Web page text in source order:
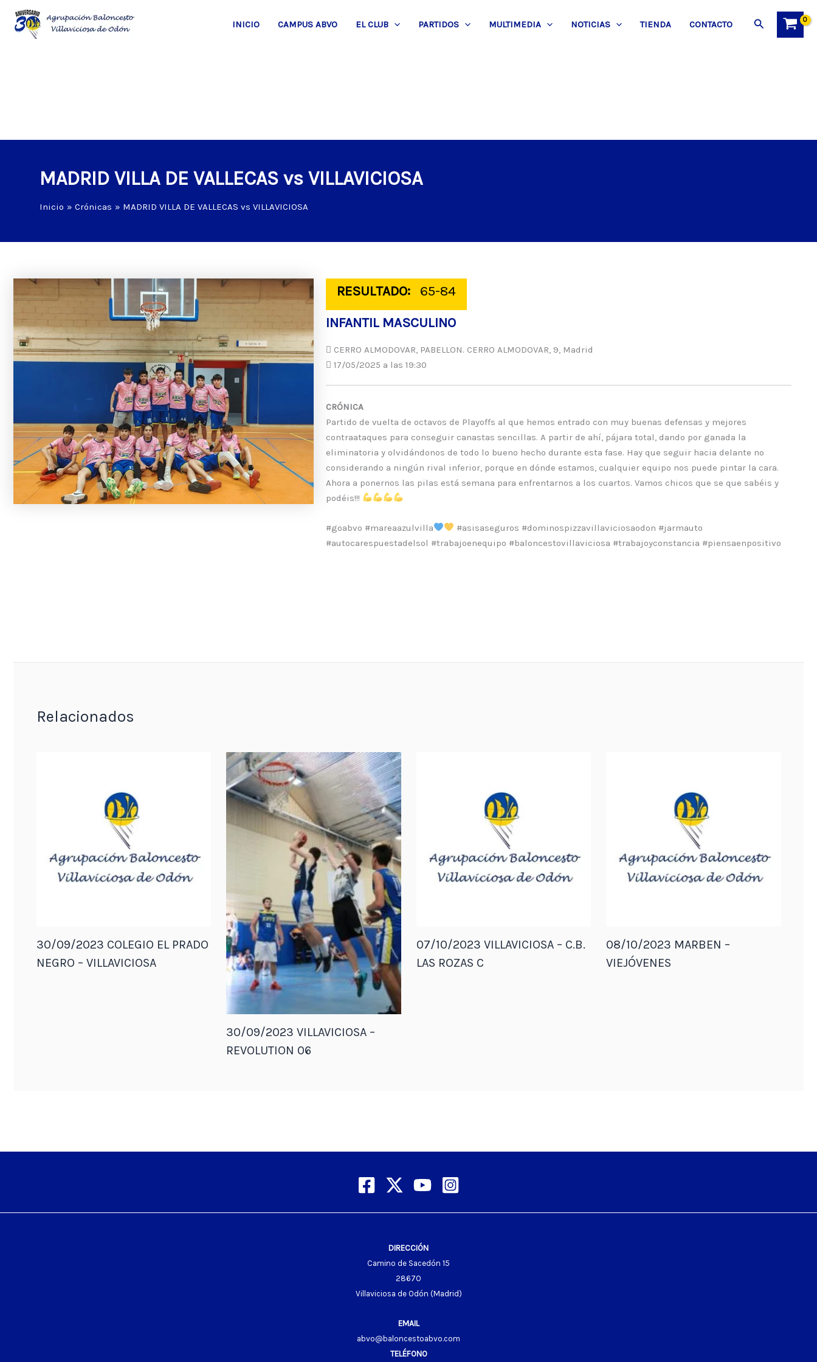
contenido
INICIO CAMPUS ABVO EL CLUB PARTIDOS MULTIMEDIA NOTICIAS TIENDA CONTACTO Buscar
MADRID VILLA DE VALLECAS vs VILLAVICIOSA
Inicio Crónicas MADRID VILLA DE VALLECAS vs VILLAVICIOSA
RESULTADO:
65-84
INFANTIL MASCULINO
CERRO ALMODOVAR, PABELLON. CERRO ALMODOVAR, 9, Madrid
17/05/2025 a las 19:30
CRÓNICA
Partido de vuelta de octavos de Playoffs al que hemos entrado con muy buenas defensas y mejores
contraataques para conseguir canastas sencillas. A partir de ahí, pájara total, dando por ganada la
eliminatoria y olvidándonos de todo lo bueno hecho durante esta fase. Hay que seguir hacia delante no
considerando a ningún rival inferior, porque en dónde estamos, cualquier equipo nos puede pintar la cara.
Ahora a ponernos las pilas está semana para enfrentarnos a los cuartos. Vamos chicos que se que sabéis y
podéis!!!
#goabvo #mareaazulvilla
#asisaseguros #dominospizzavillaviciosaodon #jarmauto
#autocarespuestadelsol #trabajoenequipo #baloncestovillaviciosa #trabajoyconstancia #piensaenpositivo
Relacionados
30/09/2023 COLEGIO EL PRADO
NEGRO – VILLAVICIOSA
30/09/2023 VILLAVICIOSA –
REVOLUTION 06
07/10/2023 VILLAVICIOSA – C.B.
LAS ROZAS C
08/10/2023 MARBEN –
VIEJÓVENES
DIRECCIÓN
Camino de Sacedón 15
28670
Villaviciosa de Odón (Madrid)
EMAIL
abvo@baloncestoabvo.com
TELÉFONO